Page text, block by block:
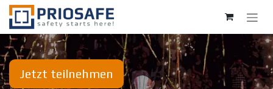
Zum Inhalt springen
Jetzt teilnehmen